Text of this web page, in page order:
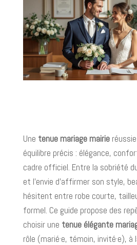
Une tenue mariage mairie
équilibre précis : élégance,
cadre officiel. Entre la sobriété
et l’envie d’affirmer son style,
hésitent entre robe courte,
formel. Ce guide propose des
choisir une tenue élégante
rôle (marié·e, témoin, invité·e),